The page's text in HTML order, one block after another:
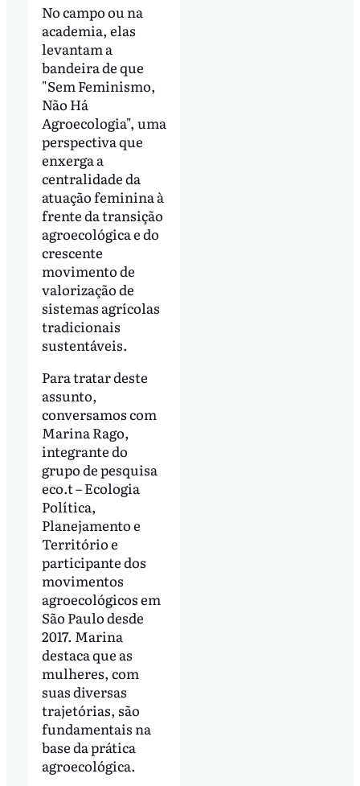
No campo ou na
academia, elas
levantam a
bandeira de que
"Sem Feminismo,
Não Há
Agroecologia", uma
perspectiva que
enxerga a
centralidade da
atuação feminina à
frente da transição
agroecológica e do
crescente
movimento de
valorização de
sistemas agrícolas
tradicionais
sustentáveis.
Para tratar deste
assunto,
conversamos com
Marina Rago,
integrante do
grupo de pesquisa
eco.t – Ecologia
Política,
Planejamento e
Território e
participante dos
movimentos
agroecológicos em
São Paulo desde
2017. Marina
destaca que as
mulheres, com
suas diversas
trajetórias, são
fundamentais na
base da prática
agroecológica.